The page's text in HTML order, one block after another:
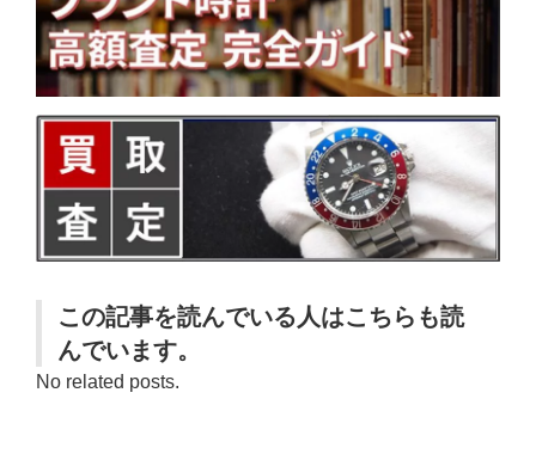
この記事を読んでいる人はこちらも読
んでいます。
No related posts.